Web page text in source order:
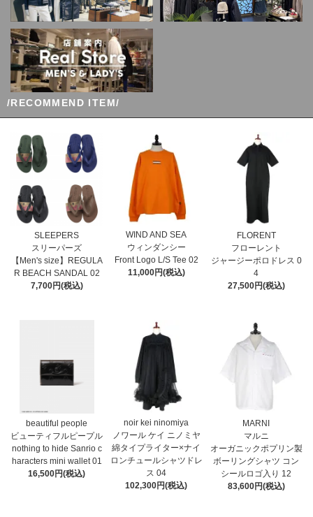
/RECOMMEND ITEM/
SLEEPERS
スリーパーズ
【Men's size】REGULA
R BEACH SANDAL 02
7,700円(税込)
WIND AND SEA
ウィンダンシー
Front Logo L/S Tee 02
11,000円(税込)
FLORENT
フローレント
ジャージーポロドレス 0
4
27,500円(税込)
beautiful people
ビューティフルピープル
nothing to hide Sanrio c
haracters mini wallet⁠ 01
16,500円(税込)
noir kei ninomiya
ノワール ケイ ニノミヤ
綿タイプライター×ナイ
ロンチュールシャツドレ
ス 04
102,300円(税込)
MARNI
マルニ
オーガニックポプリン製
ボーリングシャツ コン
シールロゴ入り 12
83,600円(税込)